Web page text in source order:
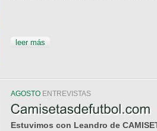
leer más
AGOSTO ENTREVISTAS
Estuvimos con Leandro de